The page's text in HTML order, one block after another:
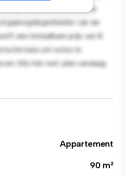
afstand van de beste
van de
een betaalbare prijs van €
kans om extra te
Mis het niet: plan vandaag
Appartement
90 m²